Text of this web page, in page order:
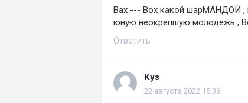
Вах --- Вох какой шарМАНДОЙ ,
юную неокрепшую молодежь ,
Ответить
Куз
22 августа 2022 15:36